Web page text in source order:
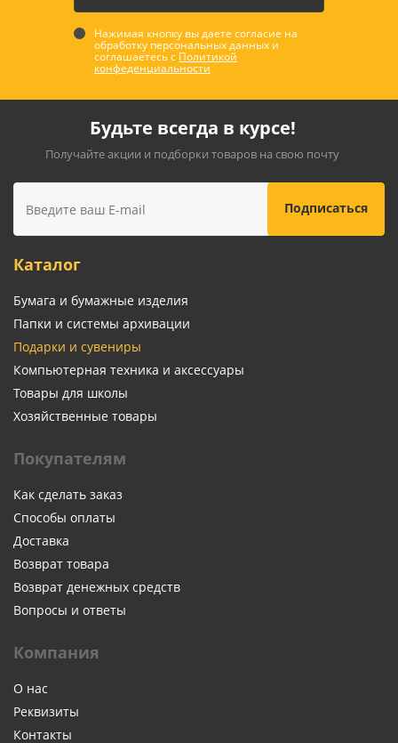
Нажимая кнопку вы даете согласие на
обработку персональных данных и
соглашаетесь с Политикой
конфеденциальности
Будьте всегда в курсе!
Получайте акции и подборки товаров на свою почту
Каталог
Бумага и бумажные изделия
Папки и системы архивации
Подарки и сувениры
Компьютерная техника и аксессуары
Товары для школы
Хозяйственные товары
Покупателям
Как сделать заказ
Способы оплаты
Доставка
Возврат товара
Возврат денежных средств
Вопросы и ответы
Компания
О нас
Реквизиты
Контакты